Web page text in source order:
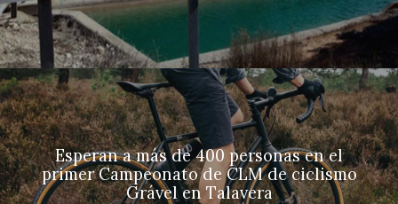
Esperan a más de 400 personas en el
primer Campeonato de CLM de ciclismo
Grável en Talavera